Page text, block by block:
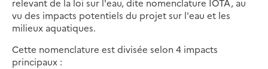
relevant de la loi sur l'eau, dite nomenclature IOTA, au
vu des impacts potentiels du projet sur l'eau et les
milieux aquatiques.
Cette nomenclature est divisée selon 4 impacts
principaux :